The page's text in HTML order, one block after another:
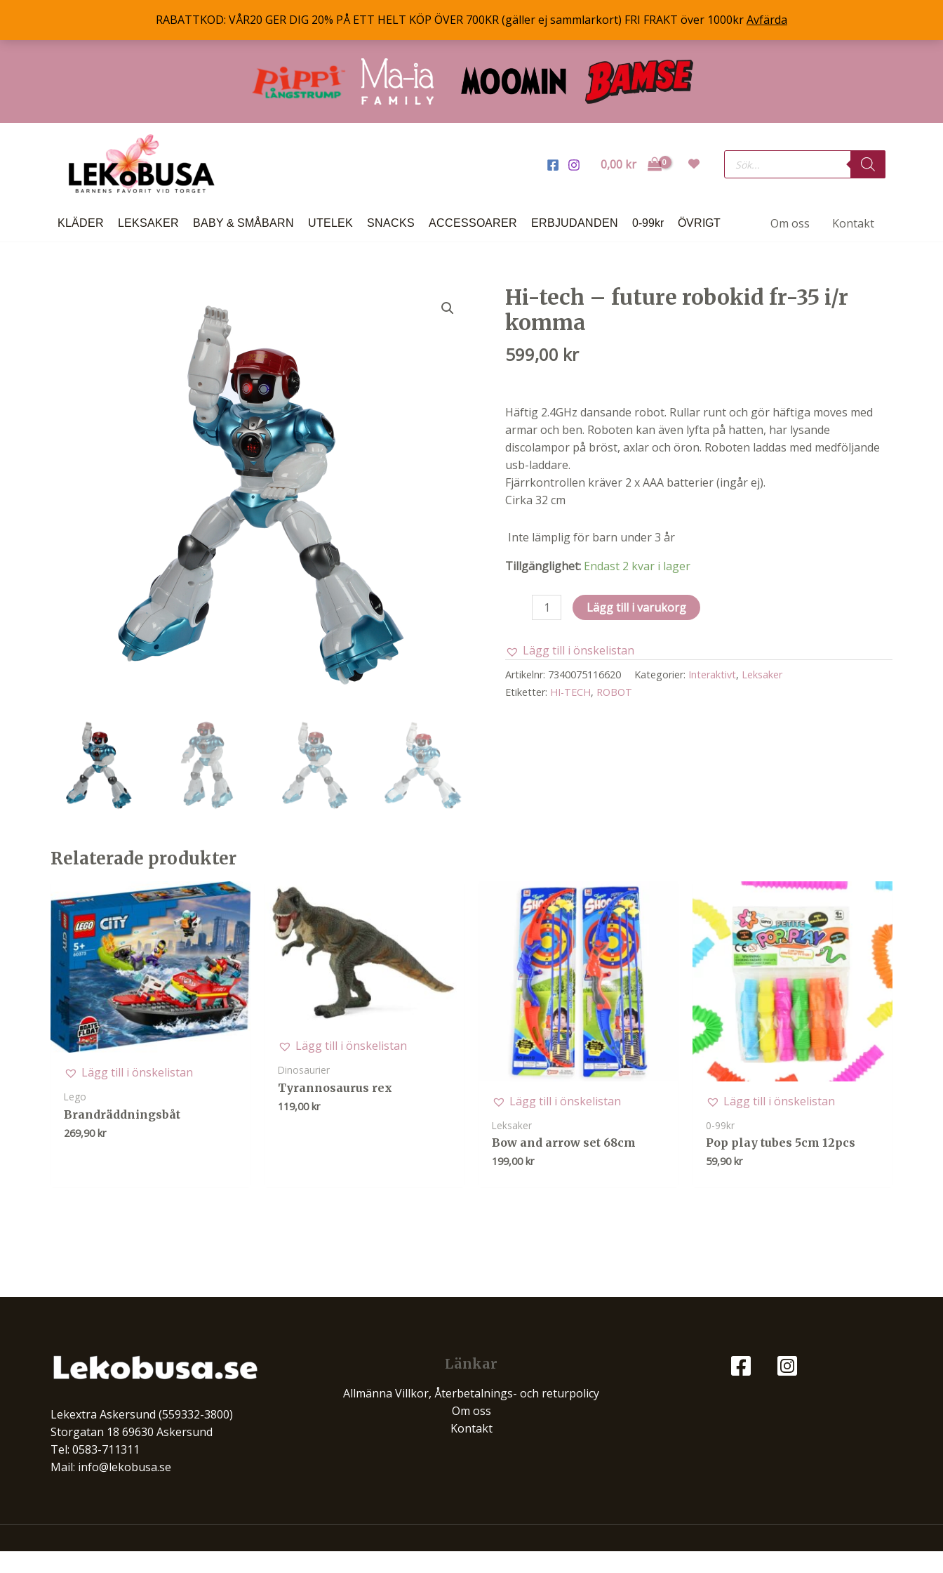
RABATTKOD: VÅR20 GER DIG 20% PÅ ETT HELT KÖP ÖVER 700KR (gäller ej sammlarkort) FRI FRAKT över 1000krAvfärda
0,00 kr
Products
search
KLÄDER LEKSAKER BABY & SMÅBARN UTELEK SNACKS ACCESSOARER ERBJUDANDEN 0-99kr ÖVRIGT Om oss Kontakt
Hi-tech – future robokid fr-35 i/r
komma
599,00 kr
Häftig 2.4GHz dansande robot. Rullar runt och gör häftiga moves med
armar och ben. Roboten kan även lyfta på hatten, har lysande
discolampor på bröst, axlar och öron. Roboten laddas med medföljande
usb-laddare.
Fjärrkontrollen kräver 2 x AAA batterier (ingår ej).
Cirka 32 cm
Inte lämplig för barn under 3 år
Tillgänglighet: Endast 2 kvar i lager
future
robokid
fr-
Lägg till i varukorg
Lägg till i önskelistan
Artikelnr: 7340075116620 Kategorier: Interaktivt, Leksaker
Etiketter: HI-TECH, ROBOT
Relaterade produkter
Lägg till i önskelistan
Lego
Brandräddningsbåt
269,90kr
Lägg till i önskelistan
Dinosaurier
Tyrannosaurus rex
119,00kr Lägg till i önskelistan
Leksaker
Bow and arrow set 68cm
199,00 kr
Lägg till i önskelistan
0-99kr
Pop play tubes 5cm 12pcs
59,90 kr
Lekextra Askersund (559332-3800)
Storgatan 18 69630 Askersund
Tel: 0583-711311
Mail: info@lekobusa.se
Länkar
Allmänna Villkor, Återbetalnings- och returpolicy
Om oss
Kontakt